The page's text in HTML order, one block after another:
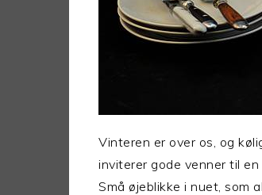
Vinteren er over os, og
inviterer gode venner til
Små øjeblikke i nuet, som